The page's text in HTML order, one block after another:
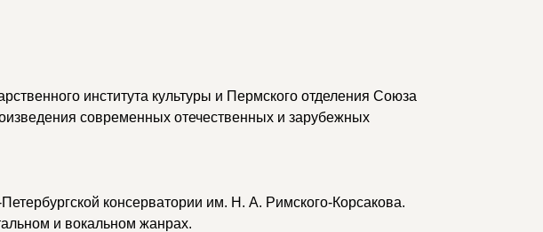
института культуры и Пермского отделения Союза
современных отечественных и зарубежных
консерватории им. Н. А. Римского-Корсакова.
и вокальном жанрах.